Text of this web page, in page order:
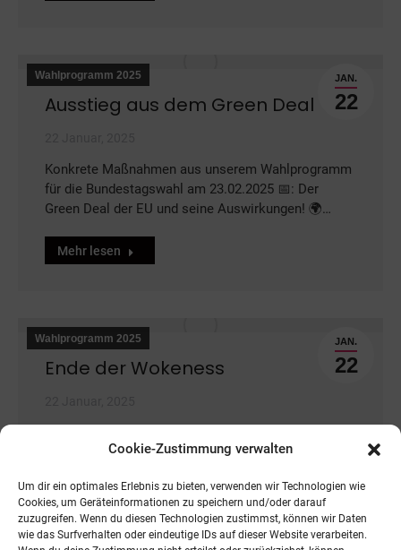
Cookie-Zustimmung verwalten
Um dir ein optimales Erlebnis zu bieten, verwenden wir Technologien wie
Cookies, um Geräteinformationen zu speichern und/oder darauf
zuzugreifen. Wenn du diesen Technologien zustimmst, können wir Daten
wie das Surfverhalten oder eindeutige IDs auf dieser Website verarbeiten.
JAN.
22
Wahlprogramm 2025
Ausstieg aus dem Green Deal
Konkrete Maßnahmen aus unserem Wahlprogramm
für die Bundestagswahl am 23.02.2025 📅: Der
Green Deal der EU und seine Auswirkungen! 🌍…
Mehr lesen
JAN.
22
Wahlprogramm 2025
Ende der Wokeness
unserem Wahlprogramm für die Bundestagswahl am
Meinungsfreiheit…
Mehr lesen